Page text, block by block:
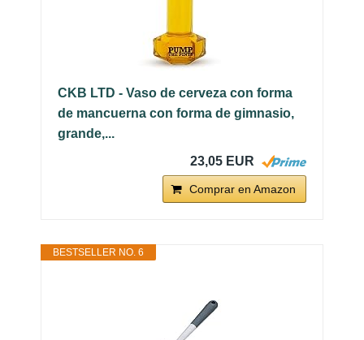
CKB LTD - Vaso de cerveza con forma
de mancuerna con forma de gimnasio,
grande,...
23,05 EUR
Comprar en Amazon
BESTSELLER NO. 6